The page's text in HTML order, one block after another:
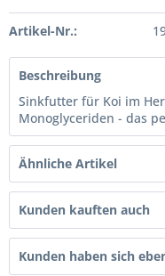
Artikel-Nr.:
Beschreibung
Sinkfutter für Koi im
Monoglyceriden - das
Ähnliche Artikel
Kunden kauften auch
Kunden haben sich